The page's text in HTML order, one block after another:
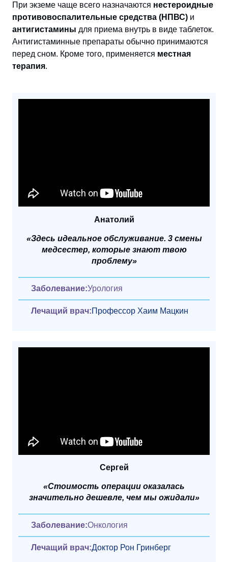
При экземе чаще всего назначаются нестероидные
противовоспалительные средства (НПВС) и
антигистамины для приема внутрь в виде таблеток.
Антигистаминные препараты обычно принимаются
перед сном. Кроме того, применяется местная
терапия.
Анатолий
«Здесь идеальное обслуживание. 3 смены
медсестер, которые знают твою
проблему»
Заболевание:Урология
Лечащий врач:Профессор Хаим Мацкин
Сергей
«Стоимость операции оказалась
значительно дешевле, чем мы ожидали»
Заболевание:Онкология
Лечащий врач:Доктор Рон Гринберг